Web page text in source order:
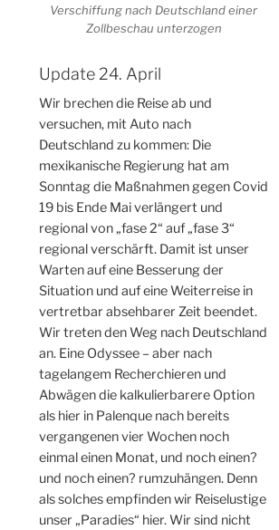
Verschiffung nach Deutschland einer
Zollbeschau unterzogen
Update 24. April
Wir brechen die Reise ab und
versuchen, mit Auto nach
Deutschland zu kommen: Die
mexikanische Regierung hat am
Sonntag die Maßnahmen gegen Covid
19 bis Ende Mai verlängert und
regional von „fase 2“ auf „fase 3“
regional verschärft. Damit ist unser
Warten auf eine Besserung der
Situation und auf eine Weiterreise in
vertretbar absehbarer Zeit beendet.
Wir treten den Weg nach Deutschland
an. Eine Odyssee – aber nach
tagelangem Recherchieren und
Abwägen die kalkulierbarere Option
als hier in Palenque nach bereits
vergangenen vier Wochen noch
einmal einen Monat, und noch einen?
und noch einen? rumzuhängen. Denn
als solches empfinden wir Reiselustige
unser „Paradies“ hier. Wir sind nicht